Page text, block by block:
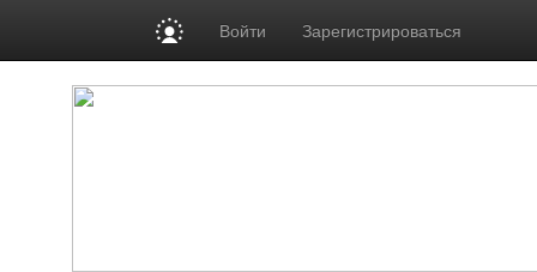
Войти Зарегистрироваться